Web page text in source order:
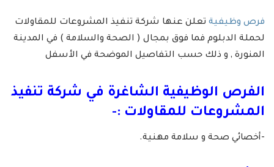
فرص وظيفية تعلن عنها شركة تنفيذ المشروعات للمقاولات
لحملة الدبلوم فما فوق بمجال ( الصحة والسلامة ) في المدينة
المنورة , و ذلك حسب التفاصيل الموضحة في الأسفل
الفرص الوظيفية الشاغرة في شركة تنفيذ
المشروعات للمقاولات :-
-أخصائي صحة و سلامة مهنية.